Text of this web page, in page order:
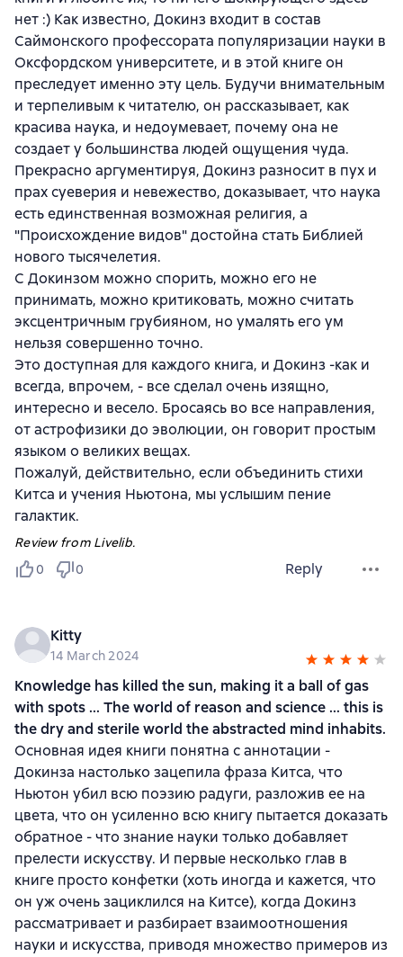
нет :) Как известно, Докинз входит в состав
Саймонского профессората популяризации науки в
Оксфордском университете, и в этой книге он
преследует именно эту цель. Будучи внимательным
и терпеливым к читателю, он рассказывает, как
красива наука, и недоумевает, почему она не
создает у большинства людей ощущения чуда.
Прекрасно аргументируя, Докинз разносит в пух и
прах суеверия и невежество, доказывает, что наука
есть единственная возможная религия, а
"Происхождение видов" достойна стать Библией
нового тысячелетия.
С Докинзом можно спорить, можно его не
принимать, можно критиковать, можно считать
эксцентричным грубияном, но умалять его ум
нельзя совершенно точно.
Это доступная для каждого книга, и Докинз -как и
всегда, впрочем, - все сделал очень изящно,
интересно и весело. Бросаясь во все направления,
от астрофизики до эволюции, он говорит простым
языком о великих вещах.
Пожалуй, действительно, если объединить стихи
Китса и учения Ньютона, мы услышим пение
галактик.
Review from Livelib.
0
0 Reply
Kitty
14 March 2024
Knowledge has killed the sun, making it a ball of gas
with spots ... The world of reason and science ... this is
the dry and sterile world the abstracted mind inhabits.
Основная идея книги понятна с аннотации -
Докинза настолько зацепила фраза Китса, что
Ньютон убил всю поэзию радуги, разложив ее на
цвета, что он усиленно всю книгу пытается доказать
обратное - что знание науки только добавляет
прелести искусству. И первые несколько глав в
книге просто конфетки (хоть иногда и кажется, что
он уж очень зациклился на Китсе), когда Докинз
рассматривает и разбирает взаимоотношения
науки и искусства, приводя множество примеров из